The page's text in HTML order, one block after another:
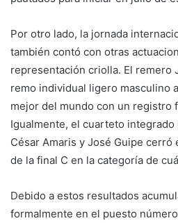
Por otro lado, la jornada
también contó con otras
representación criolla. El remero
remo individual ligero masculino
mejor del mundo con un registro
Igualmente, el cuarteto integrado
César Amaris y José Guipe cerró
de la final C en la categoría de
Debido a estos resultados
formalmente en el puesto